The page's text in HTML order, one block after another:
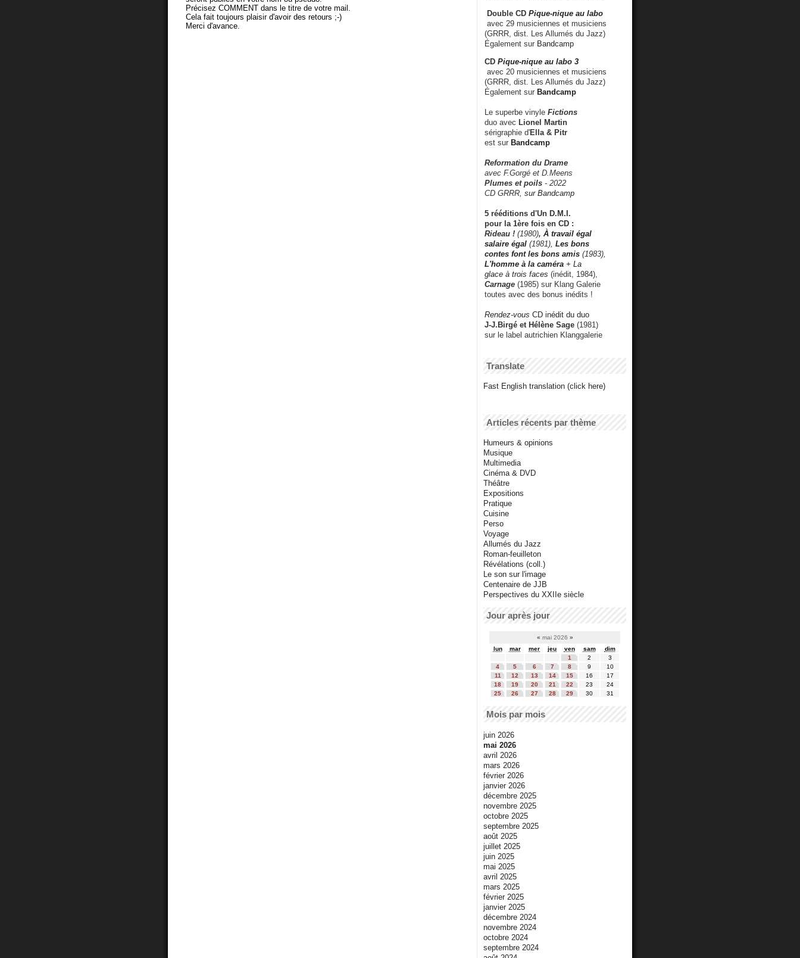
Précisez COMMENT dans le titre de votre mail.
Cela fait toujours plaisir d'avoir des retours ;-)
Merci d'avance.
Double CD Pique-nique au labo
avec 29 musiciennes et musiciens
(GRRR, dist. Les Allumés du Jazz)
Également sur Bandcamp
CD Pique-nique au labo 3
avec 20 musiciennes et musiciens
(GRRR, dist. Les Allumés du Jazz)
Également sur Bandcamp
Le superbe vinyle Fictions
duo avec Lionel Martin
sérigraphie d'Ella & Pitr
est sur Bandcamp
Reformation du Drame
avec F.Gorgé et D.Meens
Plumes et poils - 2022
CD GRRR, sur Bandcamp
5 rééditions d'Un D.M.I.
pour la 1ère fois en CD :
Rideau ! (1980), À travail égal
salaire égal (1981), Les bons
contes font les bons amis (1983),
L'homme à la caméra + La
glace à trois faces (inédit, 1984),
Carnage (1985) sur Klang Galerie
toutes avec des bonus inédits !
Rendez-vous CD inédit du duo
J-J.Birgé et Hélène Sage (1981)
sur le label autrichien Klanggalerie
Translate
Fast English translation (click here)
Articles récents par thème
Humeurs & opinions
Musique
Multimedia
Cinéma & DVD
Théâtre
Expositions
Pratique
Cuisine
Perso
Voyage
Allumés du Jazz
Roman-feuilleton
Révélations (coll.)
Le son sur l'image
Centenaire de JJB
Perspectives du XXIIe siècle
Jour après jour
« mai 2026 »
lun
mar mer jeu ven sam
dim
1
2
3
4
5 6 7 8 9
10
11
12 13 14 15 16
17
18
19 20 21 22 23
24
25
26 27 28 29 30 31
Mois par mois
juin 2026
mai 2026
avril 2026
mars 2026
février 2026
janvier 2026
décembre 2025
novembre 2025
octobre 2025
septembre 2025
août 2025
juillet 2025
juin 2025
mai 2025
avril 2025
mars 2025
février 2025
janvier 2025
décembre 2024
novembre 2024
octobre 2024
septembre 2024